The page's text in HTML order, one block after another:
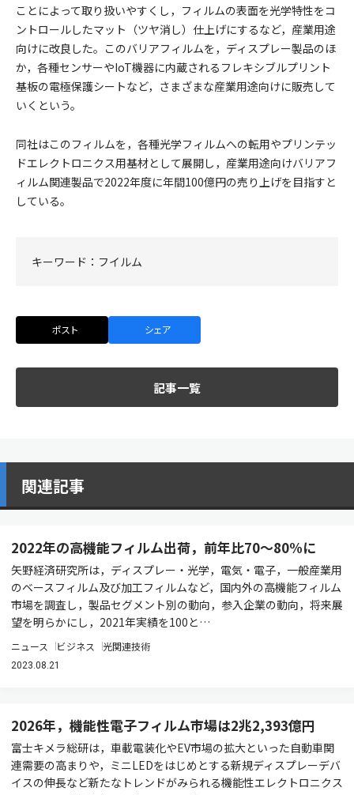
ことによって取り扱いやすくし，フィルムの表面を光学特性をコ
ントロールしたマット（ツヤ消し）仕上げにするなど，産業用途
向けに改良した。このバリアフィルムを，ディスプレー製品のほ
か，各種センサーやIoT機器に内蔵されるフレキシブルプリント
基板の電極保護シートなど，さまざまな産業用途向けに販売して
いくという。
同社はこのフィルムを，各種光学フィルムへの転用やプリンテッ
ドエレクトロニクス用基材として展開し，産業用途向けバリアフ
ィルム関連製品で2022年度に年間100億円の売り上げを目指すと
している。
キーワード： フイルム
ポスト シェア
記事一覧
関連記事
2022年の高機能フィルム出荷，前年比70～80%に
矢野経済研究所は，ディスプレー・光学，電気・電子，一般産業用
のベースフィルム及び加工フィルムなど，国内外の高機能フィルム
市場を調査し，製品セグメント別の動向，参入企業の動向，将来展
望を明らかにし，2021年実績を100と…
ニュース ビジネス 光関連技術
2023.08.21
2026年，機能性電子フィルム市場は2兆2,393億円
富士キメラ総研は，車載電装化やEV市場の拡大といった自動車関
連需要の高まりや，ミニLEDをはじめとする新規ディスプレーデバ
イスの伸長など新たなトレンドがみられる機能性エレクトロニクス